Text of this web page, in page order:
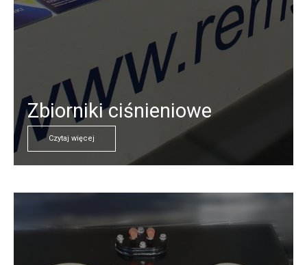
Zbiorniki ciśnieniowe
Czytaj więcej